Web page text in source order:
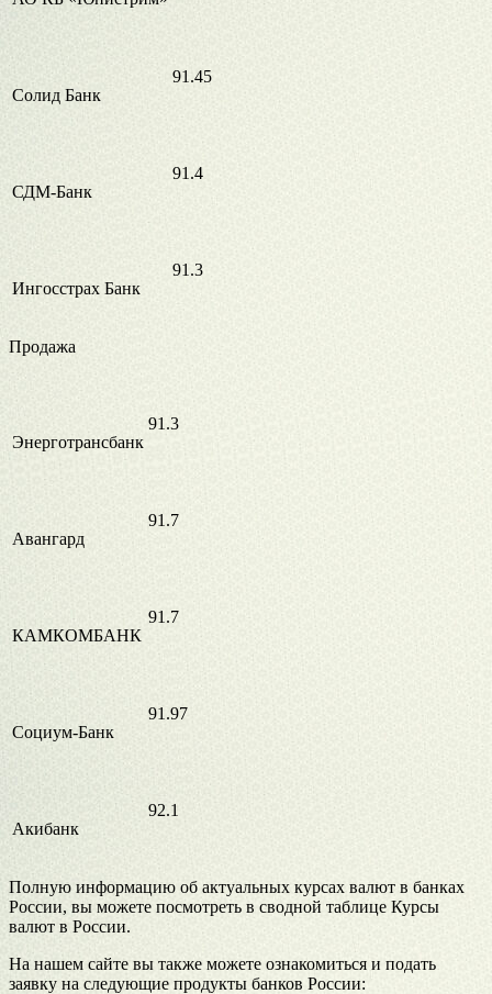
Солид Банк
91.45
СДМ-Банк
91.4
Ингосстрах Банк
91.3
Продажа
Энерготрансбанк
91.3
Авангард
91.7
КАМКОМБАНК
91.7
Социум-Банк
91.97
Акибанк
92.1
Полную информацию об актуальных курсах валют в банках
России, вы можете посмотреть в сводной таблице Курсы
валют в России.
На нашем сайте вы также можете ознакомиться и подать
заявку на следующие продукты банков России: